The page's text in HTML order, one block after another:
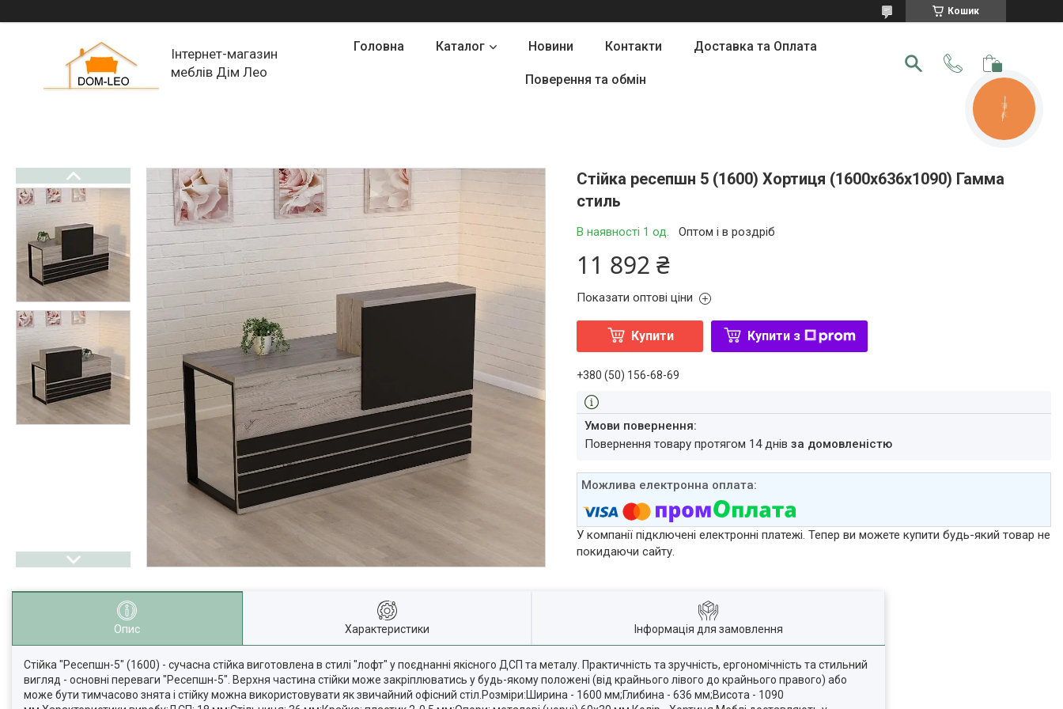
Кошик
Інтернет-магазин
меблів Дім Лео
Головна Каталог Новини Контакти Доставка та Оплата
Поверення та обмін
Стійка ресепшн 5 (1600) Хортиця (1600x636x1090) Гамма
стиль
В наявності 1 од. Оптом і в роздріб
11 892 ₴
Показати оптові ціни
Купити Купити з
+380 (50) 156-68-69
повернення товару протягом 14 днівза домовленістю
У компанії підключені електронні платежі. Тепер ви можете купити будь-який товар не
покидаючи сайту.
Опис Характеристики Інформація для замовлення
Стійка "Ресепшн-5" (1600) - сучасна стійка виготовлена в стилі "лофт" у поєднанні якісного ДСП та металу. Практичність та зручність, ергономічність та стильний
вигляд - основні переваги "Ресепшн-5". Верхня частина стійки може закріплюватись у будь-якому положені (від крайнього лівого до крайнього правого) або
може бути тимчасово знята і стійку можна використовувати як звичайний офісний стіл.Розміри:Ширина - 1600 мм;Глибина - 636 мм;Висота - 1090
КНОПКА
ЗВ'ЯЗКУ